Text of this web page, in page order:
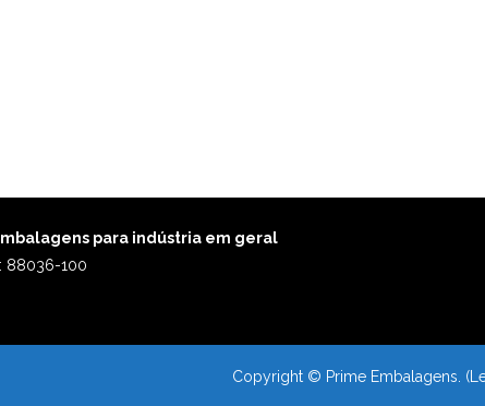
para indústria em geral
88036-100
Copyright © Prime Embalagens.